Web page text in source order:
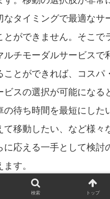
なタイミングで最適なサ
とができません。そこで
ルチモーダルサービスで
ことができれば、コスパ
ビスの選択が可能になる
の待ち時間を最短にした
て移動したい、など様々
に応える一手として検討
す。
検索 トップ